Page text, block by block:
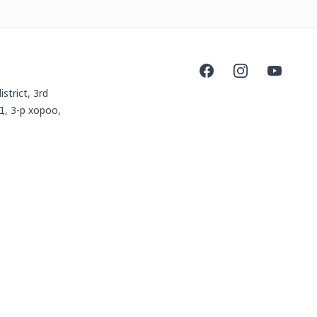
3rd
3-р хороо,
FacebookInstagramYouTube